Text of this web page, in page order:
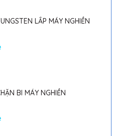
LẮP MÁY NGHIỀN
BI MÁY NGHIỀN